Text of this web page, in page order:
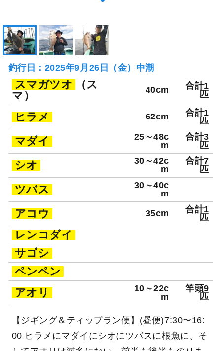
釣行日：2025年9月26日（金）中潮
スマガツオ （ス
マ）
40cm
合計1
匹
ヒラメ 62cm
マダイ
25～48c
m
合計3
匹
シオ
m
匹
ツバス
アコウ 35cm
合計1
匹
レンコダイ
サゴシ
ペンペン